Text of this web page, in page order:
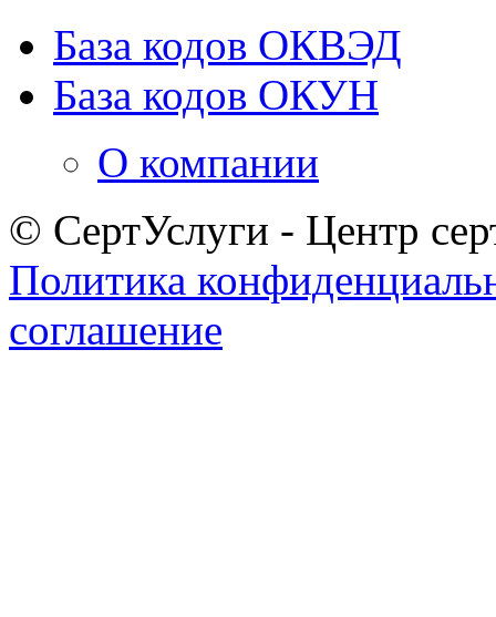
База кодов ОКВЭД
База кодов ОКУН
О компании
© СертУслуги - Центр
Политика
соглашение